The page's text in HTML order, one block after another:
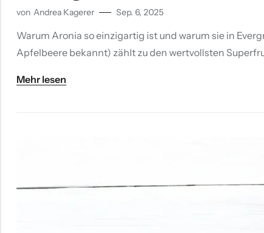
von Andrea Kagerer Sep. 6, 2025
Warum Aronia so einzigartig ist und warum sie in
Apfelbeere bekannt) zählt zu den wertvollsten
Mehr lesen